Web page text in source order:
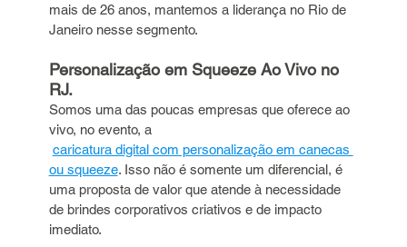
mais de 26 anos, mantemos a liderança no Rio de
Janeiro nesse segmento.
Personalização em Squeeze Ao Vivo no
RJ.
Somos uma das poucas empresas que oferece ao
vivo, no evento, a
caricatura digital com personalização em canecas
ou squeeze. Isso não é somente um diferencial, é
uma proposta de valor que atende à necessidade
de brindes corporativos criativos e de impacto
imediato.